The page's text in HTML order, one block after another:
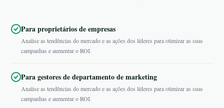
Para proprietários de empresas
Analise as tendências do mercado e as ações dos líderes para otimizar as suas
campanhas e aumentar o ROI.
Para gestores de departamento de marketing
Analise as tendências do mercado e as ações dos líderes para otimizar as suas
campanhas e aumentar o ROI.